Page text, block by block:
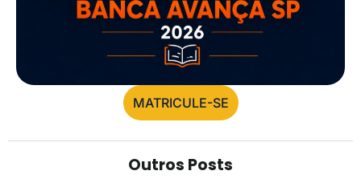
MATRICULE-SE
Outros Posts